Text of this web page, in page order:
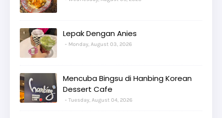
Lepak Dengan Anies
Monday, August 03, 2026
Mencuba Bingsu di Hanbing Korean
Dessert Cafe
Tuesday, August 04, 2026